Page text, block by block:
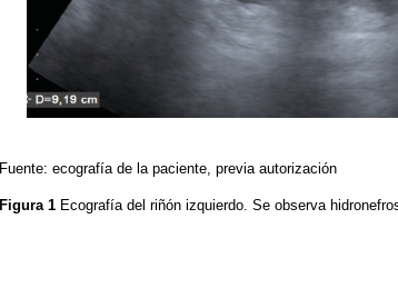
Fuente: ecografía de la paciente, previa autorización
Figura 1 Ecografía del riñón izquierdo. Se observa